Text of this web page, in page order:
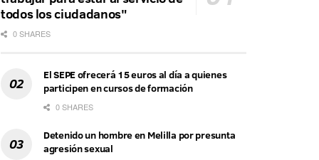
todos los ciudadanos"
0 SHARES
El SEPE ofrecerá 15 euros al día a quienes
participen en cursos de formación
0 SHARES
Detenido un hombre en Melilla por presunta
agresión sexual